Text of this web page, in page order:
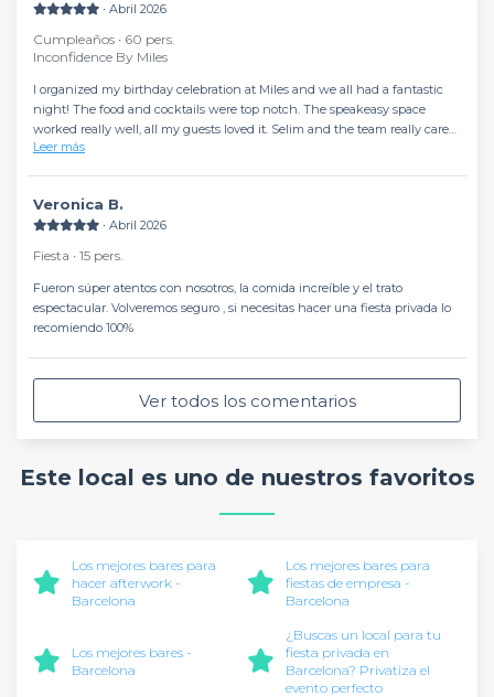
∙ Abril 2026
Cumpleaños ∙ 60 pers.
Inconfidence By Miles
I organized my birthday celebration at Miles and we all had a fantastic
night! The food and cocktails were top notch. The speakeasy space
worked really well, all my guests loved it. Selim and the team really cared
about making the evening a success! Thank you
Leer más
Veronica B.
∙ Abril 2026
Fiesta ∙ 15 pers.
Fueron súper atentos con nosotros, la comida increíble y el trato
espectacular. Volveremos seguro , si necesitas hacer una fiesta privada lo
recomiendo 100%
Ver todos los comentarios
Este local es uno de nuestros favoritos
Los mejores bares para
hacer afterwork -
Barcelona
Los mejores bares para
fiestas de empresa -
Barcelona
Los mejores bares -
Barcelona
¿Buscas un local para tu
fiesta privada en
Barcelona? Privatiza el
evento perfecto